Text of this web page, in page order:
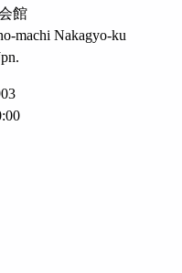
館
machi Nakagyo-ku